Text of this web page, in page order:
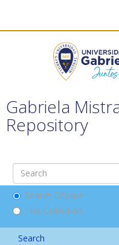
Gabriela
Repository
Search DSpace
This Collection
Search